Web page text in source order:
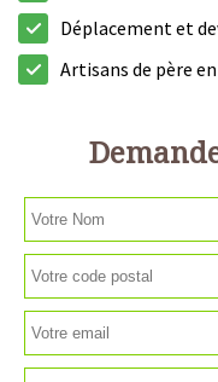
Déplacement et
Artisans de père